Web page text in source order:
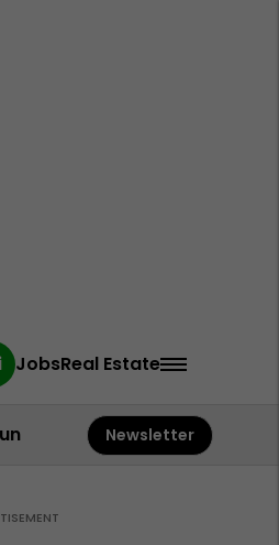
JobsReal Estate
Newsletter